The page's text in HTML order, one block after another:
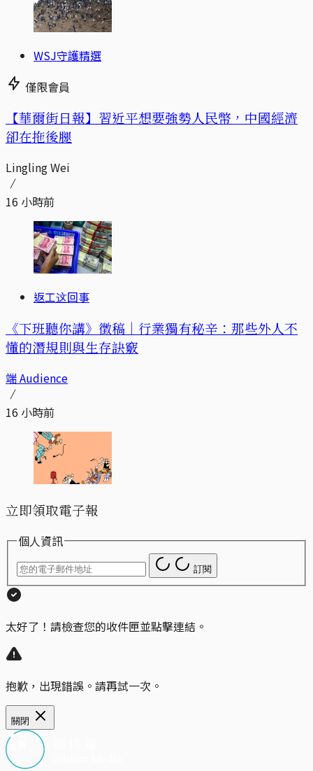
WSJ守護精選
僅限會員
【華爾街日報】習近平想要強勢人民幣，中國經濟
卻在拖後腿
Lingling Wei
16 小時前
返工这回事
《下班聽你講》徵稿｜行業獨有秘辛：那些外人不
懂的潛規則與生存訣竅
端 Audience
16 小時前
立即領取電子報
個人資訊
訂閱
太好了！請檢查您的收件匣並點擊連結。
抱歉，出現錯誤。請再試一次。
關閉